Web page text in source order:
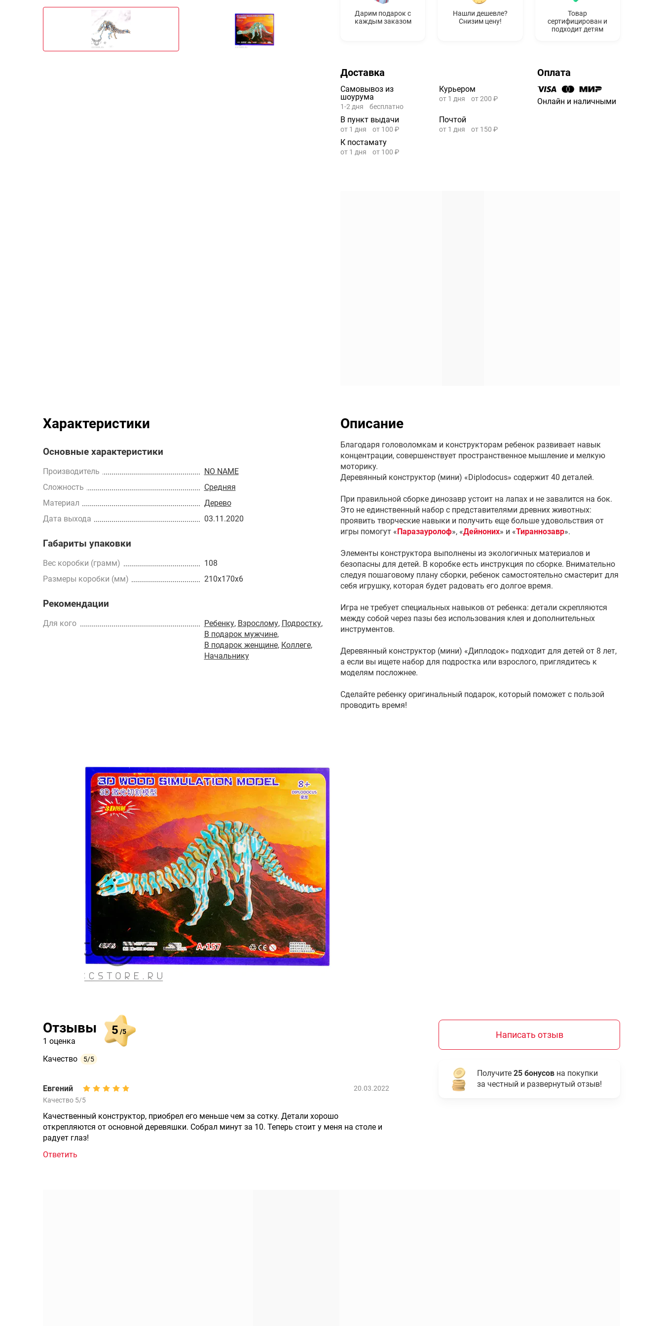
Дарим подарок с
каждым заказом
Нашли дешевле?
Снизим цену!
Товар
сертифицирован и
подходит детям
Доставка
Самовывоз из
шоурума
1-2 дня бесплатно
Курьером
от 1 дня от 200 ₽
В пункт выдачи
от 1 дня от 100 ₽
Почтой
от 1 дня от 150 ₽
К постамату
от 1 дня от 100 ₽
Оплата
Онлайн и наличными
Характеристики
Основные характеристики
Производитель
NO NAME
Сложность
Средняя
Материал
Дерево
Дата выхода
03.11.2020
Габариты упаковки
Вес коробки (грамм)
108
Размеры коробки (мм)
210x170x6
Рекомендации
Для кого Ребенку, Взрослому, Подростку,
В подарок мужчине,
В подарок женщине, Коллеге,
Начальнику
Описание
Благодаря головоломкам и конструкторам ребенок развивает навык
концентрации, совершенствует пространственное мышление и мелкую
моторику.
Деревянный конструктор (мини) «Diplodocus» содержит 40 деталей.
При правильной сборке динозавр устоит на лапах и не завалится на бок.
Это не единственный набор с представителями древних животных:
проявить творческие навыки и получить еще больше удовольствия от
игры помогут «Паразауролоф», «Дейноних» и «Тираннозавр».
Элементы конструктора выполнены из экологичных материалов и
безопасны для детей. В коробке есть инструкция по сборке. Внимательно
следуя пошаговому плану сборки, ребенок самостоятельно смастерит для
себя игрушку, которая будет радовать его долгое время.
Игра не требует специальных навыков от ребенка: детали скрепляются
между собой через пазы без использования клея и дополнительных
инструментов.
Деревянный конструктор (мини) «Диплодок» подходит для детей от 8 лет,
а если вы ищете набор для подростка или взрослого, приглядитесь к
моделям посложнее.
Сделайте ребенку оригинальный подарок, который поможет с пользой
проводить время!
Отзывы
1 оценка
5 /5
Качество 5/5
Евгений
20.03.2022
Качество 5/5
Качественный конструктор, приобрел его меньше чем за сотку. Детали хорошо
открепляются от основной деревяшки. Собрал минут за 10. Теперь стоит у меня на столе и
радует глаз!
Ответить
Написать отзыв
Получите 25 бонусов на покупки
за честный и развернутый отзыв!